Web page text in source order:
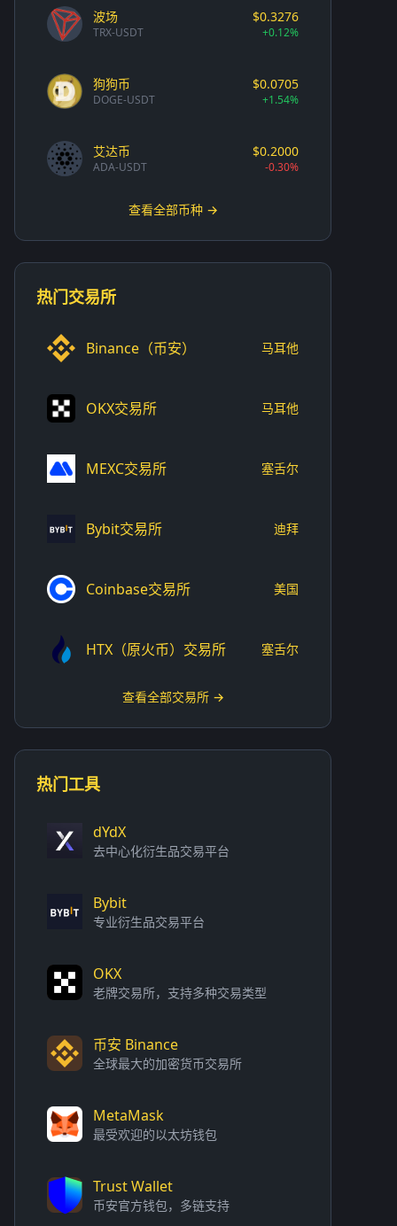
波场
TRX-USDT
$0.3276
+0.12%
狗狗币
DOGE-USDT
$0.0705
+1.54%
艾达币
ADA-USDT
$0.2000
-0.30%
查看全部币种 →
热门交易所
Binance（币安） 马耳他
OKX交易所 马耳他
MEXC交易所 塞舌尔
Bybit交易所 迪拜
Coinbase交易所 美国
HTX（原火币）交易所 塞舌尔
查看全部交易所 →
热门工具
dYdX
去中心化衍生品交易平台
Bybit
专业衍生品交易平台
OKX
老牌交易所，支持多种交易类型
币安 Binance
全球最大的加密货币交易所
MetaMask
最受欢迎的以太坊钱包
Trust Wallet
币安官方钱包，多链支持